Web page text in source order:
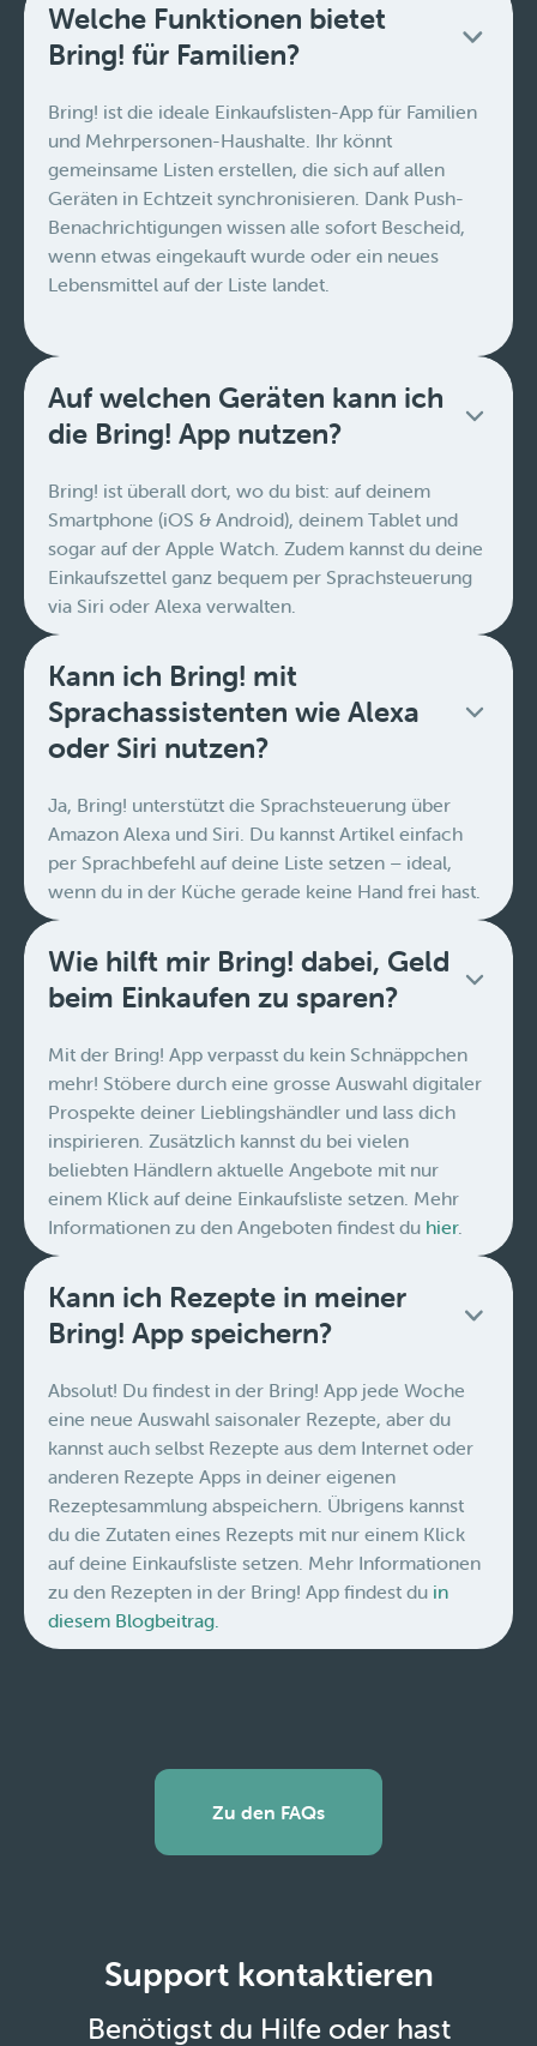
Welche Funktionen bietet
Bring! für Familien?
Bring! ist die ideale Einkaufslisten-App für Familien
und Mehrpersonen-Haushalte. Ihr könnt
gemeinsame Listen erstellen, die sich auf allen
Geräten in Echtzeit synchronisieren. Dank Push-
Benachrichtigungen wissen alle sofort Bescheid,
wenn etwas eingekauft wurde oder ein neues
Lebensmittel auf der Liste landet.
Auf welchen Geräten kann ich
die Bring! App nutzen?
Bring! ist überall dort, wo du bist: auf deinem
Smartphone (iOS & Android), deinem Tablet und
sogar auf der Apple Watch. Zudem kannst du deine
Einkaufszettel ganz bequem per Sprachsteuerung
via Siri oder Alexa verwalten.
Kann ich Bring! mit
Sprachassistenten wie Alexa
oder Siri nutzen?
Ja, Bring! unterstützt die Sprachsteuerung über
Amazon Alexa und Siri. Du kannst Artikel einfach
per Sprachbefehl auf deine Liste setzen – ideal,
wenn du in der Küche gerade keine Hand frei hast.
Wie hilft mir Bring! dabei, Geld
beim Einkaufen zu sparen?
Mit der Bring! App verpasst du kein Schnäppchen
mehr! Stöbere durch eine grosse Auswahl digitaler
Prospekte deiner Lieblingshändler und lass dich
inspirieren. Zusätzlich kannst du bei vielen
beliebten Händlern aktuelle Angebote mit nur
einem Klick auf deine Einkaufsliste setzen. Mehr
Informationen zu den Angeboten findest du hier.
Kann ich Rezepte in meiner
Bring! App speichern?
Absolut! Du findest in der Bring! App jede Woche
eine neue Auswahl saisonaler Rezepte, aber du
kannst auch selbst Rezepte aus dem Internet oder
anderen Rezepte Apps in deiner eigenen
Rezeptesammlung abspeichern. Übrigens kannst
du die Zutaten eines Rezepts mit nur einem Klick
auf deine Einkaufsliste setzen. Mehr Informationen
zu den Rezepten in der Bring! App findest du in
diesem Blogbeitrag.
Zu den FAQs
Support kontaktieren
Benötigst du Hilfe oder hast